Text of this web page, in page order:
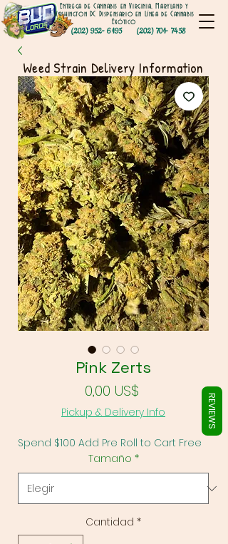
(202) 952- 6195
Entrega de Cannabis en Virginia, Maryland y
Washington DC Dispensario en Línea de Cannabis
Exótico
(202) 701- 7458
Pink Zerts
0,00 US$Precio
Pickup & Delivery Info
Spend $100 Add Pre Roll to Cart Free
Tamaño *
Cantidad *
Weed Strain Delivery Information
REVIEWS